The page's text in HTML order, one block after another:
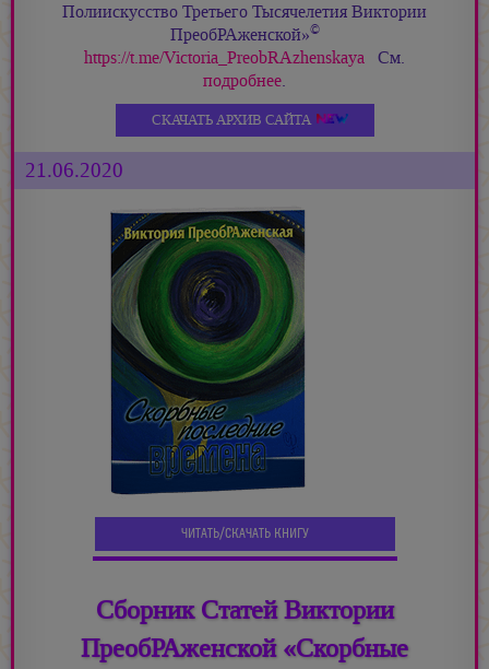
Полиискусство Третьего Тысячелетия Виктории
ПреобРАженской»©
https://t.me/Victoria_PreobRAzhenskaya См.
подробнее.
СКАЧАТЬ АРХИВ САЙТА
21.06.2020
ЧИТАТЬ/СКАЧАТЬ КНИГУ
Сборник Статей Виктории
ПреобРАженской «Скорбные